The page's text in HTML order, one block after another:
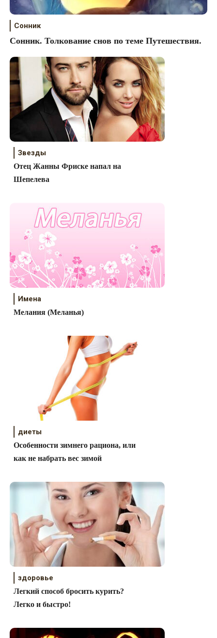
Сонник
Сонник. Толкование снов по теме Путешествия.
Звезды
Отец Жанны Фриске напал на
Шепелева
Имена
Мелания (Меланья)
диеты
Особенности зимнего рациона, или
как не набрать вес зимой
здоровье
Легкий способ бросить курить?
Легко и быстро!